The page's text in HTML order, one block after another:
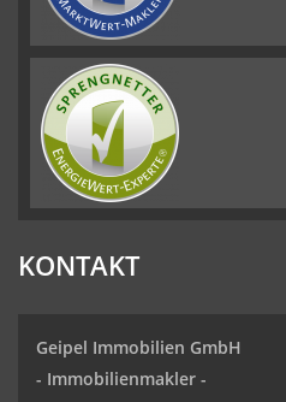
KONTAKT
Geipel Immobilien GmbH
- Immobilienmakler -